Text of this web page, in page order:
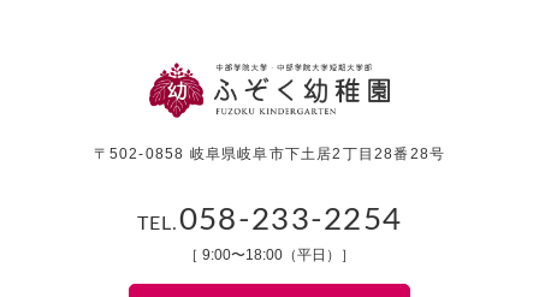
〒502-0858 岐阜県岐阜市下土居2丁目28番28号
TEL.058-233-2254
［ 9:00〜18:00（平日）］